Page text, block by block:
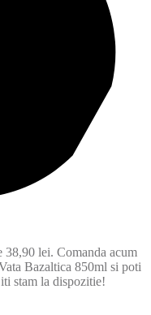
38,90 lei. Comanda acum
Bazaltica 850ml si poti
stam la dispozitie!